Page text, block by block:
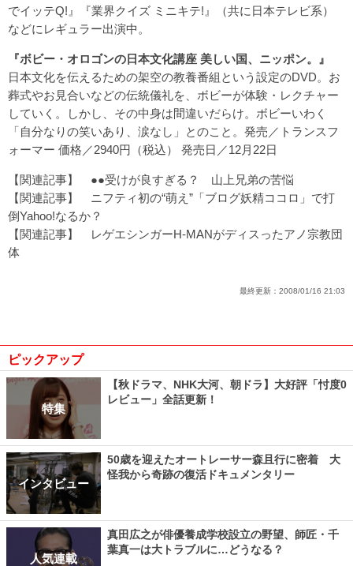
でイッテQ!』『業界クイズ ミニキテ!』（共に日本テレビ系）
などにレギュラー出演中。
『ボビー・オロゴンの日本文化講座 美しい国、ニッポン。』
日本文化を伝えるための架空の教養番組という設定のDVD。お
葬式やお見合いなどの伝統儀礼を、ボビーが体験・レクチャー
していく。しかし、その中身は間違いだらけ。ボビーいわく
「自分なりの笑いあり、涙なし」とのこと。発売／トランスフ
ォーマー 価格／2940円（税込） 発売日／12月22日
【関連記事】 ●●受けが良すぎる？ 山上兄弟の苦悩
【関連記事】 ニフティ初の“萌え”「ブログ妖精ココロ」で打
倒Yahoo!なるか？
【関連記事】
レゲエシンガーH-MANがディスったアノ宗教団
体
最終更新： 2008/01/16 21:03
ピックアップ
特集
【秋ドラマ、NHK大河、朝ドラ】大好評「忖度0
レビュー」全話更新！
インタビュー
50歳を迎えたオートレーサー森且行に密着 大
怪我から奇跡の復活ドキュメンタリー
人気連載
真田広之が俳優養成学校設立の野望、師匠・千
葉真一は大トラブルに…どうなる？